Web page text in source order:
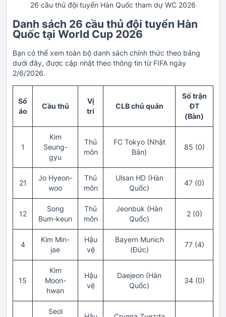
26 cầu thủ đội tuyển Hàn Quốc tham dự WC 2026
Danh sách 26 cầu thủ đội tuyển Hàn
Quốc tại World Cup 2026
Bạn có thể xem toàn bộ danh sách chính thức theo bảng
dưới đây, được cập nhật theo thông tin từ FIFA ngày
2/6/2026.
Số
áo
Cầu thủ
Vị
trí
CLB chủ quản
Số trận
ĐT
(Bàn)
1
Kim
Seung-
gyu
Thủ
môn
FC Tokyo (Nhật
Bản)
85 (0)
21
Jo Hyeon-
woo
Thủ
môn
Ulsan HD (Hàn
Quốc)
47 (0)
12
Song
Bum-keun
Thủ
môn
Jeonbuk (Hàn
Quốc)
2 (0)
4
Kim Min-
jae
Hậu
vệ
Bayern Munich
(Đức)
77 (4)
15
Kim
Moon-
hwan
Hậu
vệ
Daejeon (Hàn
Quốc)
34 (0)
Seol